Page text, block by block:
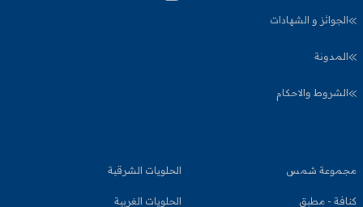
الجوائز و الشهادات
المدونة
الشروط والاحكام
مجموعة شمس الحلويات الشرقية
كنافة - مطبق الحلويات الغربية